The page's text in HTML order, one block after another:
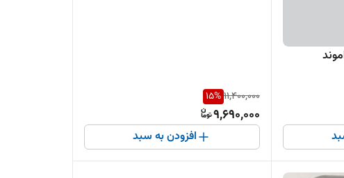
11,400,000
15%
9,690,000
افزودن به سبد